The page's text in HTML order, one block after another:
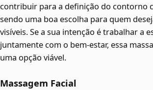
contribuir para a definição do contorno
sendo uma boa escolha para quem
visíveis. Se a sua intenção é trabalhar a
juntamente com o bem-estar, essa
uma opção viável.
Massagem Facial